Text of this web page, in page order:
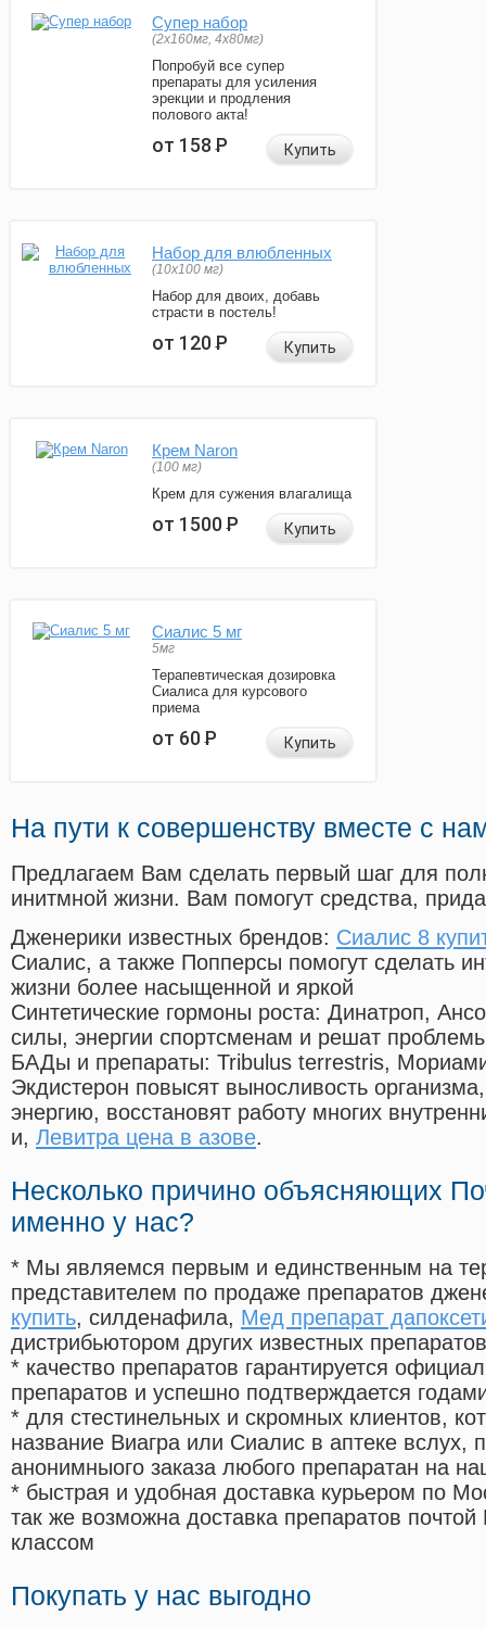
Супер набор
(2х160мг, 4х80мг)
Попробуй все супер
препараты для усиления
эрекции и продления
полового акта!
от 158Р Купить
Набор для влюбленных
(10х100 мг)
Набор для двоих, добавь
страсти в постель!
от 120Р Купить
Крем Naron
(100 мг)
Крем для сужения влагалища
от 1500Р Купить
Сиалис 5 мг
5мг
Терапевтическая дозировка
Сиалиса для курсового
приема
от 60Р Купить
На пути к совершенству вместе с
Предлагаем Вам сделать первый шаг для
инитмной жизни. Вам помогут средства,
Дженерики известных брендов: Сиалис 8
Сиалис, а также Попперсы помогут сделать
жизни более насыщенной и яркой
Синтетические гормоны роста: Динатроп,
силы, энергии спортсменам и решат
БАДы и препараты: Tribulus terrestris,
Экдистерон повысят выносливость
энергию, восстановят работу многих
и, Левитра цена в азове.
Несколько причино объясняющих
именно у нас?
* Мы являемся первым и единственным на
представителем по продаже препаратов
купить, силденафила, Мед препарат
дистрибьютором других известных препаратов
* качество препаратов гарантируется
препаратов и успешно подтверждается
* для стестинельных и скромных клиентов,
название Виагра или Сиалис в аптеке вслух,
анонимныого заказа любого препаратан на
* быстрая и удобная доставка курьером по
так же возможна доставка препаратов
классом
Покупать у нас выгодно